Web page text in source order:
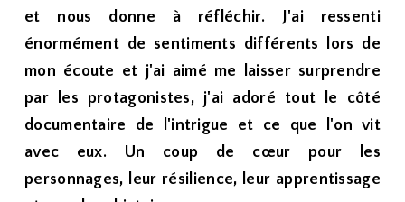
et nous donne à réfléchir. J'ai ressenti
énormément de sentiments différents lors de
mon écoute et j'ai aimé me laisser surprendre
par les protagonistes, j'ai adoré tout le côté
documentaire de l'intrigue et ce que l'on vit
avec eux. Un coup de cœur pour les
personnages, leur résilience, leur apprentissage